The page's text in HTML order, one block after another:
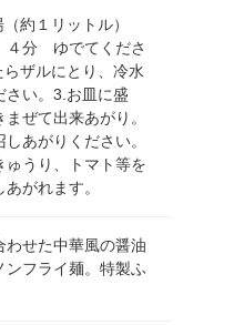
約１リットル）
４分 ゆでてくださ
ザルにとり、冷水
さい。3.お皿に盛
ぜて出来あがり。
あがりください。
うり、トマト等を
がれます。
わせた中華風の醤油
ンフライ麺。特製ふ